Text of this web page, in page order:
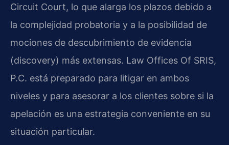
Circuit Court, lo que alarga los plazos debido a
la complejidad probatoria y a la posibilidad de
mociones de descubrimiento de evidencia
(discovery) más extensas. Law Offices Of SRIS,
P.C. está preparado para litigar en ambos
niveles y para asesorar a los clientes sobre si la
apelación es una estrategia conveniente en su
situación particular.